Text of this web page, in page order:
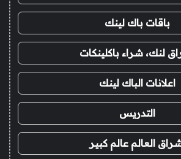
باقات باك لينك
لنك، شراء باكلينكات
اعلانات الباك لينك
التدريس
العالم عالم كبير